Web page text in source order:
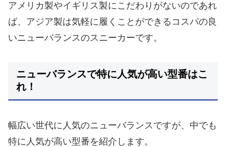
アメリカ製やイギリス製にこだわりがないのであれ
ば、アジア製は気軽に履くことができるコスパの良
いニューバランスのスニーカーです。
ニューバランスで特に人気が高い型番はこ
れ！
幅広い世代に人気のニューバランスですが、中でも
特に人気が高い型番を紹介します。